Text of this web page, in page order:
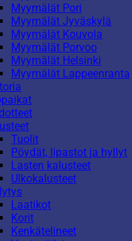
Myymälät Pori
Myymälät Jyväskylä
Myymälät Kouvola
Myymälät Porvoo
Myymälät Helsinki
Myymälät Lappeenranta
Tuolit
Pöydät, lipastot ja hyllyt
Lasten kalusteet
Ulkokalusteet
Laatikot
Korit
Kenkätelineet